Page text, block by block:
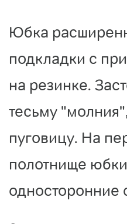
Юбка
подкладки с
на резинке.
тесьму
пуговицу. На
полотнище
односторонние